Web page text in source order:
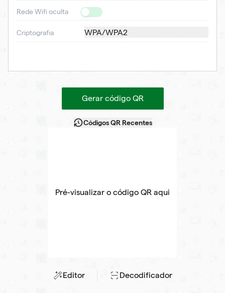
Rede Wifi oculta Is Hidden
Criptografia WPA/WPA2
Gerar código QR
Códigos QR Recentes
Pré-visualizar o código QR aqui
Editor Decodificador